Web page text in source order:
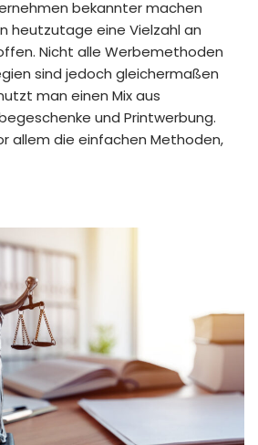
bekannter machen
heutzutage eine Vielzahl an
Nicht alle Werbemethoden
sind jedoch gleichermaßen
man einen Mix aus
und Printwerbung.
allem die einfachen Methoden,